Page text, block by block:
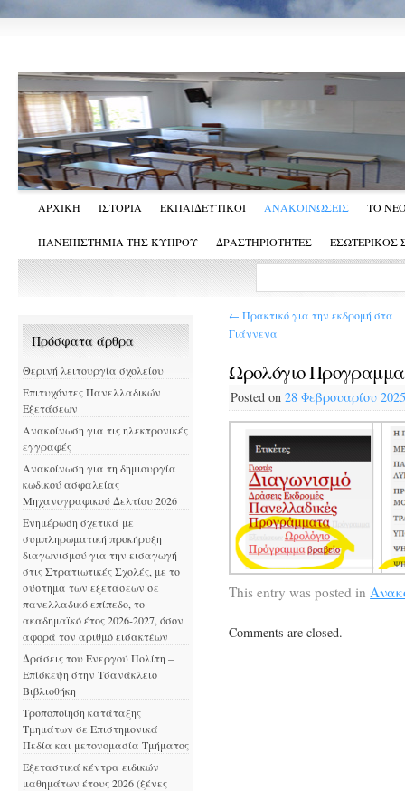
ΑΡΧΙΚΗ ΙΣΤΟΡΙΑ ΕΚΠΑΙΔΕΥΤΙΚΟΙ ΑΝΑΚΟΙΝΩΣΕΙΣ ΤΟ
ΠΑΝΕΠΙΣΤΗΜΙΑ ΤΗΣ ΚΥΠΡΟΥ ΔΡΑΣΤΗΡΙΟΤΗΤΕΣ
← Πρακτικό για την εκδρομή στα
Γιάννενα
Ωρολόγιο Προγραμμα
Posted on 28 Φεβρουαρίου
This entry was posted in
Comments are closed.
Πρόσφατα άρθρα
Θερινή λειτουργία σχολείου
Επιτυχόντες Πανελλαδικών
Εξετάσεων
Ανακοίνωση για τις ηλεκτρονικές
εγγραφές
Ανακοίνωση για τη δημιουργία
κωδικού ασφαλείας
Μηχανογραφικού Δελτίου 2026
Ενημέρωση σχετικά με
συμπληρωματική προκήρυξη
διαγωνισμού για την εισαγωγή
στις Στρατιωτικές Σχολές, με το
σύστημα των εξετάσεων σε
πανελλαδικό επίπεδο, το
ακαδημαϊκό έτος 2026-2027, όσον
αφορά τον αριθμό εισακτέων
Δράσεις του Ενεργού Πολίτη –
Επίσκεψη στην Τσανάκλειο
Βιβλιοθήκη
Τροποποίηση κατάταξης
Τμημάτων σε Επιστημονικά
Πεδία και μετονομασία Τμήματος
Εξεταστικά κέντρα ειδικών
μαθημάτων έτους 2026 (ξένες